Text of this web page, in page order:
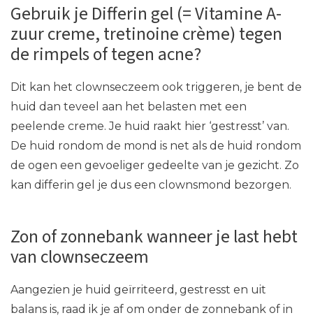
Gebruik je Differin gel (= Vitamine A-
zuur creme, tretinoine crème) tegen
de rimpels of tegen acne?
Dit kan het clownseczeem ook triggeren, je bent de
huid dan teveel aan het belasten met een
peelende creme. Je huid raakt hier ‘gestresst’ van.
De huid rondom de mond is net als de huid rondom
de ogen een gevoeliger gedeelte van je gezicht. Zo
kan differin gel je dus een clownsmond bezorgen.
Zon of zonnebank wanneer je last hebt
van clownseczeem
Aangezien je huid geïrriteerd, gestresst en uit
balans is, raad ik je af om onder de zonnebank of in